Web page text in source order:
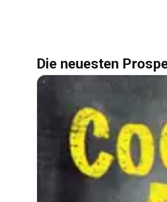
Die neuesten